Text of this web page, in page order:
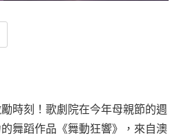
時刻！歌劇院在今年母親節的週
舞蹈作品《舞動狂響》，來自澳